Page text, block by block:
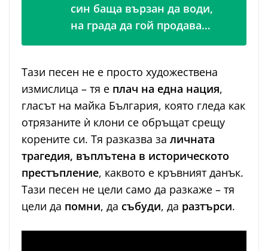
син баща вързан да води,
на града да гой продава…
Тази песен не е просто художествена
измислица – тя е плач на една нация,
гласът на майка България, която гледа как
отрязаните ѝ клони се обръщат срещу
корените си. Тя разказва за личната
трагедия, въплътена в историческото
престъпление, каквото е кръвният данък.
Тази песен не цели само да разкаже – тя
цели да помни, да събуди, да разтърси.